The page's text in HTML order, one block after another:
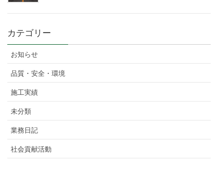
カテゴリー
お知らせ
品質・安全・環境
施工実績
未分類
業務日記
社会貢献活動